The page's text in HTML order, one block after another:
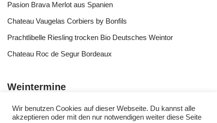
Pasion Brava Merlot aus Spanien
Chateau Vaugelas Corbiers by Bonfils
Prachtlibelle Riesling trocken Bio Deutsches Weintor
Chateau Roc de Segur Bordeaux
Weintermine
Wir benutzen Cookies auf dieser Webseite. Du kannst alle
akzeptieren oder mit den nur notwendigen weiter diese Seite